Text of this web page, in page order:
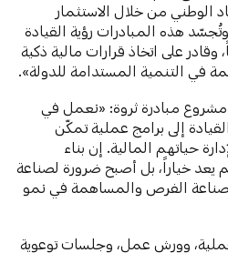
الوطني من خلال الاستثمار
هذه المبادرات رؤية القيادة
على اتخاذ قرارات مالية ذكية
في التنمية المستدامة للدولة».
مبادرة ثروة: «نعمل في
إلى برامج عملية تمكّن
حياتهم المالية. إن بناء
خياراً، بل أصبح ضرورة لصناعة
الفرص والمساهمة في نمو
وورش عمل، وجلسات توعوية